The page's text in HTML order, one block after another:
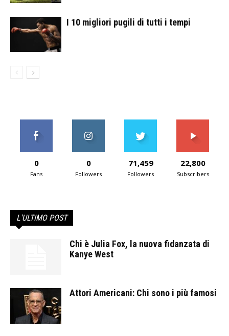
I 10 migliori pugili di tutti i tempi
0
Fans
0
Followers
71,459
Followers
22,800
Subscribers
L'ULTIMO POST
Chi è Julia Fox, la nuova fidanzata di
Kanye West
Attori Americani: Chi sono i più famosi